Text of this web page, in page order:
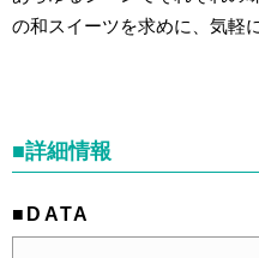
の和スイーツを求めに、気軽
■詳細情報
■DATA